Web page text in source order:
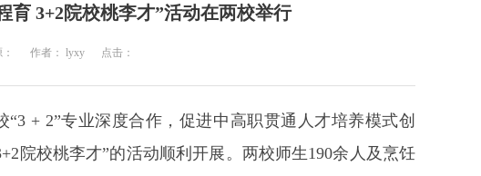
育 3+2院校桃李才”活动在两校举行
作者： lyxy 点击：
+ 2”专业深度合作，促进中高职贯通人才培养模式创
院校桃李才”的活动顺利开展。两校师生190余人及烹饪